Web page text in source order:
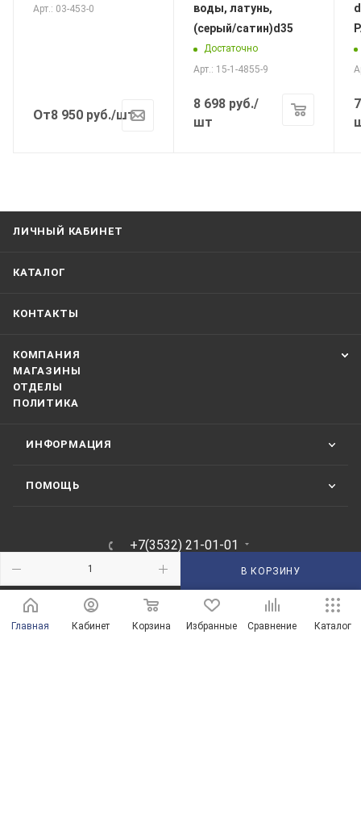
В КОРЗИНУ
Арт.: 03-453-0
От8 950 руб./шт
воды, латунь,
(серый/сатин)d35
Достаточно
Арт.: 15-1-4855-9
8 698 руб./
шт
ЛИЧНЫЙ КАБИНЕТ
КАТАЛОГ
КОНТАКТЫ
КОМПАНИЯ
МАГАЗИНЫ
ОТДЕЛЫ
ПОЛИТИКА
ИНФОРМАЦИЯ
ПОМОЩЬ
+7(3532) 21-01-01
ЗАКАЗАТЬ ЗВОНОК
210101@mail.ru
г. Оренбург, пр-д Автоматики, 8 "А"
Главная Кабинет Корзина Избранные Сравнение Каталог